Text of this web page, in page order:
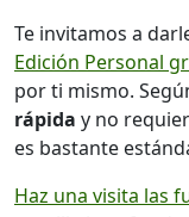
Te invitamos a
Edición Personal
por ti mismo.
rápida y no
es bastante
Haz una visita las